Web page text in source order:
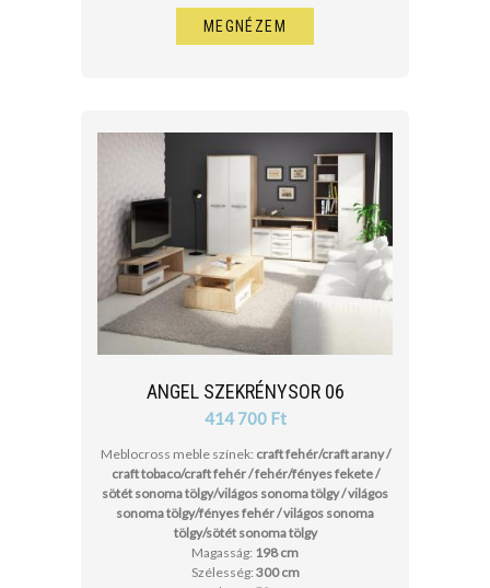
MEGNÉZEM
ANGEL SZEKRÉNYSOR 06
414 700 Ft
Meblocross meble színek: craft fehér/craft arany /
craft tobaco/craft fehér / fehér/fényes fekete /
sötét sonoma tölgy/világos sonoma tölgy / világos
sonoma tölgy/fényes fehér / világos sonoma
tölgy/sötét sonoma tölgy
Magasság: 198 cm
Szélesség: 300 cm